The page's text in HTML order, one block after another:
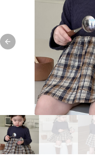
Previous slide